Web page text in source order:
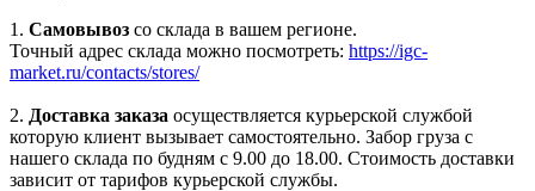
1. Самовывоз со склада в вашем регионе.
Точный адрес склада можно посмотреть: https://igc-
market.ru/contacts/stores/
2. Доставка заказа осуществляется курьерской службой
которую клиент вызывает самостоятельно. Забор груза с
нашего склада по будням с 9.00 до 18.00. Стоимость доставки
зависит от тарифов курьерской службы.